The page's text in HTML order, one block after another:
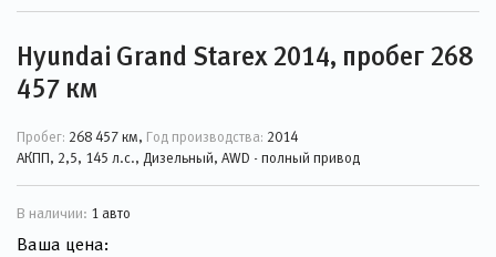
Hyundai Grand Starex 2014, пробег 268
457 км
Пробег: 268 457 км, Год производства: 2014
АКПП, 2,5, 145 л.с., Дизельный, AWD - полный привод
В наличии: 1 авто
Ваша цена: